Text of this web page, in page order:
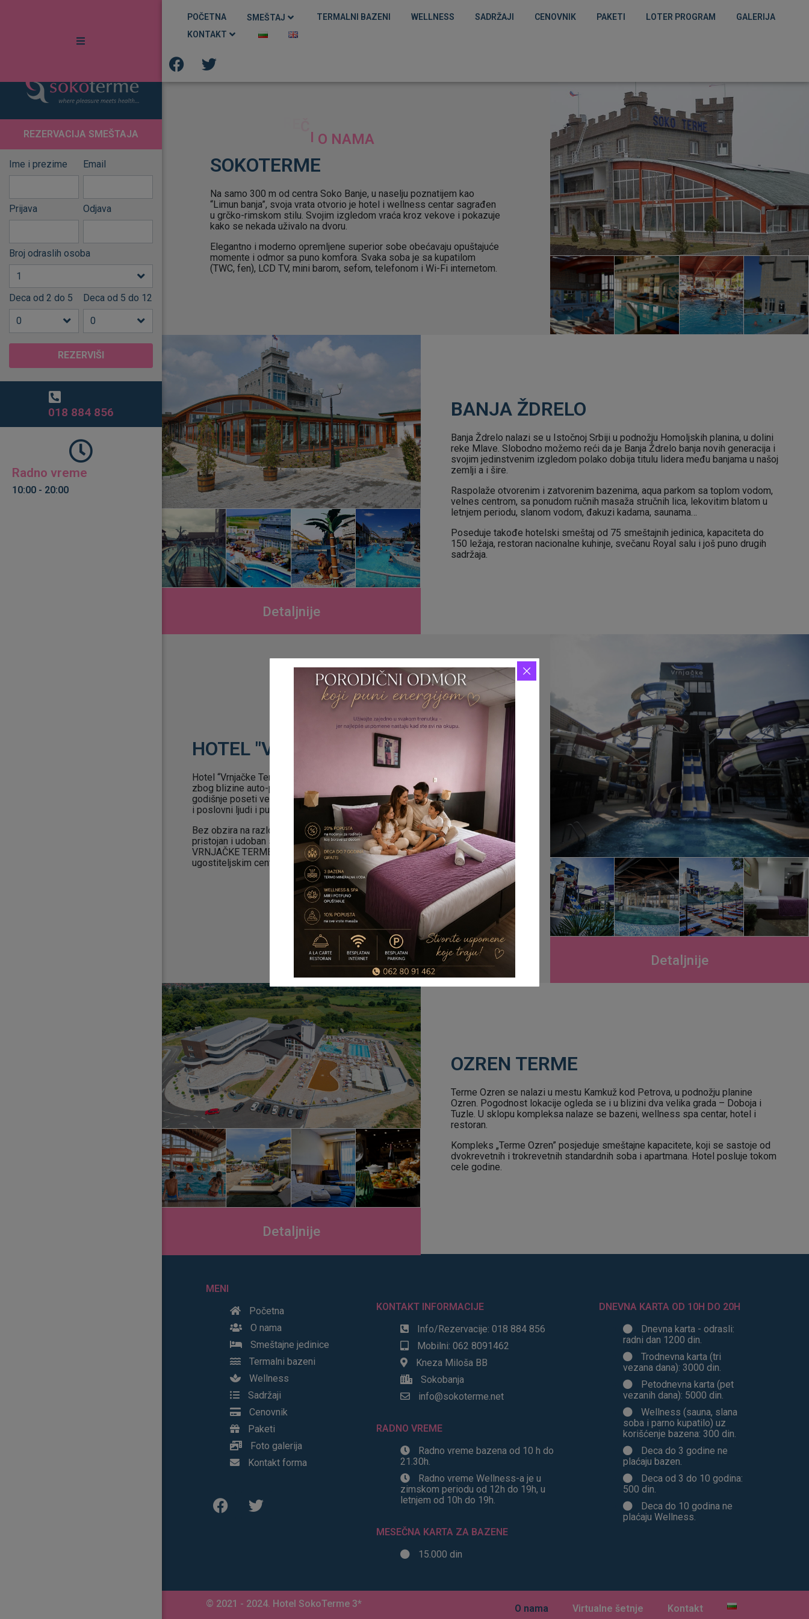
Terme
POČETNA SMEŠTAJ TERMALNI BAZENI WELLNESS SADRŽAJI CENOVNIK PAKETI LOTER PROGRAM
GALERIJA
KONTAKT
SOKOTERME
Na samo 300 m od centra Soko Banje, u naselju poznatijem kao
“Limun banja”, svoja vrata otvorio je hotel i wellness centar sagrađen
u grčko-rimskom stilu. Svojim izgledom vraća kroz vekove i pokazuje
kako se nekada uživalo na dvoru.
Elegantno i moderno opremljene superior sobe obećavaju opuštajuće
momente i odmor sa puno komfora. Svaka soba je sa kupatilom
(TWC, fen), LCD TV, mini barom, sefom, telefonom i Wi-Fi internetom.
Detaljnije
BANJA ŽDRELO
Banja Ždrelo nalazi se u Istočnoj Srbiji u podnožju Homoljskih planina, u dolini
reke Mlave. Slobodno možemo reći da je Banja Ždrelo banja novih generacija i
svojim jedinstvenim izgledom polako dobija titulu lidera među banjama u našoj
zemlji a i šire.
Raspolaže otvorenim i zatvorenim bazenima, aqua parkom sa toplom vodom,
velnes centrom, sa ponudom ručnih masaža stručnih lica, lekovitim blatom u
letnjem periodu, slanom vodom, đakuzi kadama, saunama…
Poseduje takođe hotelski smeštaj od 75 smeštajnih jedinica, kapaciteta do
150 ležaja, restoran nacionalne kuhinje, svečanu Royal salu i još puno drugih
sadržaja.
HOTEL "VRNJAČKE TERME'"
Hotel “Vrnjačke Terme“ sa četiri zvezdice, nalazi se u Vrnjačkoj Banji. Kako
zbog blizine auto-puta, tako i zbog bogate turističke ponude, Vrnjačku Banju
godišnje poseti veliki broj ljudi iz različitih razloga. Uglavnom dolaze turisti, ali
i poslovni ljudi i putnici koji su na proputovanju.
Bez obzira na razlog zbog kojeg Vas je put naveo u Vrnjačku Banju, ako želite
pristojan i udoban smeštaj, na dobroj lokaciji, neka Vaš izbor bude HOTEL
VRNJAČKE TERME. Upoznajte se i sa našim ostalim rekreativno-
ugostiteljskim centrima.
Detaljnije
Detaljnije
OZREN TERME
Terme Ozren se nalazi u mestu Kamkuž kod Petrova, u podnožju planine
Ozren. Pogodnost lokacije ogleda se i u blizini dva velika grada – Doboja i
Tuzle. U sklopu kompleksa nalaze se bazeni, wellness spa centar, hotel i
restoran.
Kompleks „Terme Ozren” posjeduje smeštajne kapacitete, koji se sastoje od
dvokrevetnih i trokrevetnih standardnih soba i apartmana. Hotel posluje tokom
cele godine.
MENI
Početna
O nama
Smeštajne jedinice
Termalni bazeni
Wellness
Sadržaji
Cenovnik
Paketi
Foto galerija
Kontakt forma
KONTAKT INFORMACIJE
Info/Rezervacije: 018 884 856
Mobilni: 062 8091462
Kneza Miloša BB
Sokobanja
info@sokoterme.net
RADNO VREME
Radno vreme bazena od 10 h do
21.30h.
Radno vreme Wellness-a je u
zimskom periodu od 12h do 19h, u
letnjem od 10h do 19h.
MESEČNA KARTA ZA BAZENE
15.000 din
DNEVNA KARTA OD 10H DO 20H
Dnevna karta - odrasli:
radni dan 1200 din.
Trodnevna karta (tri
vezana dana): 3000 din.
Petodnevna karta (pet
vezanih dana): 5000 din.
Wellness (sauna, slana
soba i parno kupatilo) uz
korišćenje bazena: 300 din.
Deca do 3 godine ne
plaćaju bazen.
Deca od 3 do 10 godina:
500 din.
Deca do 10 godina ne
plaćaju Wellness.
© 2021 - 2024. Hotel SokoTerme 3* O nama Virtualne šetnje Kontakt
REZERVACIJA SMEŠTAJA
Ime i prezime Email
Prijava Odjava
Broj odraslih osoba
Deca od 2 do 5 Deca od 5 do 12
REZERVIŠI
018 884 856
Radno vreme
10:00 - 20:00​